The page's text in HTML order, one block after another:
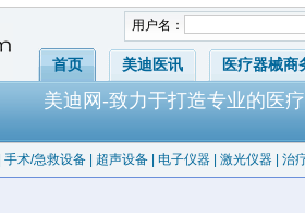
用户名：
首页 美迪医讯 医疗器械商
美迪网-致力于打造专业的医
手术/急救设备 超声设备 电子仪器 激光仪器 治